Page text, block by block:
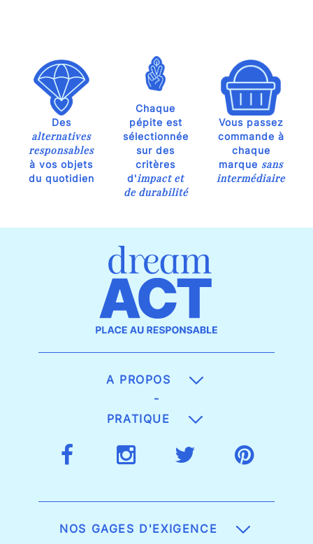
Des
alternatives
responsables
à vos objets
du quotidien
Chaque
pépite est
sélectionnée
sur des
critères
d'impact et
de durabilité
Vous passez
commande à
chaque
marque sans
intermédiaire
A PROPOS
-
PRATIQUE
NOS GAGES D'EXIGENCE